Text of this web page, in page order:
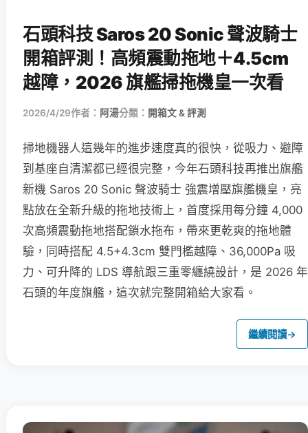
石頭科技 Saros 20 Sonic 聲波騎士
開箱評測！高頻震動拖地＋4.5cm
越障，2026 旗艦掃拖機皇一次看
2026/4/29作者： 阿湯分類： 開箱文 & 評測
掃地機器人這幾年的進步速度真的很快，從吸力、避障
到基座自清潔都已經很完整，今年石頭科技再推出旗艦
新機 Saros 20 Sonic 聲波騎士 強震增壓旗艦機皇，亮
點放在全新升級的拖地技術上，首度採用每分鐘 4,000
次高頻震動拖地搭配鎖水拖布，帶來更乾爽的拖地體
驗，同時搭配 4.5+4.3cm 雙門檻越障、36,000Pa 吸
力、可升降的 LDS 導航跟三重零纏繞設計，是 2026 年
石頭的年度旗艦，這次就完整開箱給大家看。
繼續閱讀→